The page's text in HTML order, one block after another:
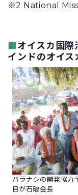
※2 National
オイスカ国
インドのオイス
バラナシの開発協力
目が石破会長